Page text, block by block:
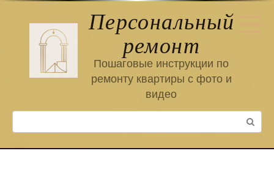
Персональный
ремонт
Пошаговые инструкции по
ремонту квартиры с фото и
видео
Поиск: